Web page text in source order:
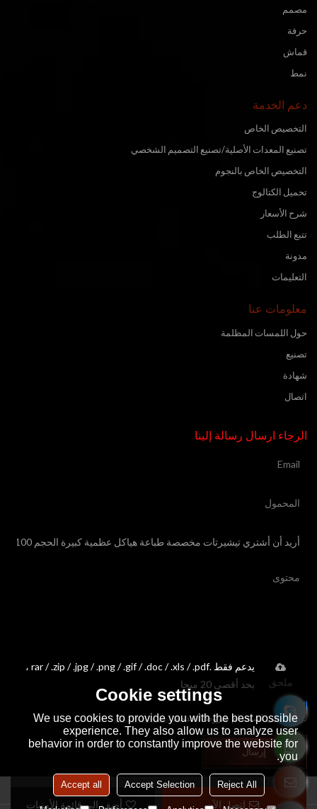
اتصل الآن أضف إلى قائمة الأمنيات
مصمم
حرفة
قماش
نمط
دعم الخدمة
التخصيص الخاص
تصنيع المعدات الأصلية/تصنيع التصميم الشخصي
التخصيص الخاص بالنجوم
تحميل الكتالوج
شرح الأسعار
تتبع الطلب
مدونة
التعليمات
معلومات عنا
حول اللمسات المظلمة
تصنيع
شهادة
اتصال
الرجاء ارسال رسالة إلينا
يدعم فقط .rar / .zip / .jpg / .png / .gif / .doc / .xls / .pdf ،
بحد أقصى 20 ميجا
ملحق
توافق على استخدام شروط الخدمة,الشروط والاحكام
إرسال
Cookie settings
We use cookies to provide you with the best possible
experience. They also allow us to analyze user
behavior in order to constantly improve the website for
you.
Reject All
Accept Selection
Accept all